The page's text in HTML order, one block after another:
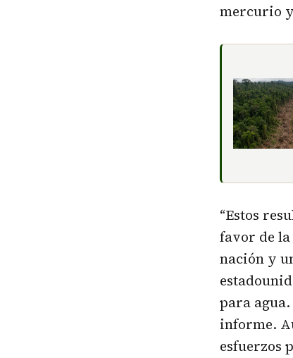
mercurio
“Estos
favor de
nación y
para agua.
informe.
esfuerzos